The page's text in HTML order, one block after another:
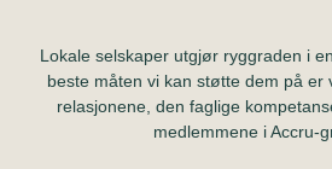
Lokale selskaper utgjør ryggraden i
beste måten vi kan støtte dem på er
relasjonene, den faglige
medlemmene i Accru-